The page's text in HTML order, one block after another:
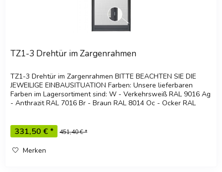
TZ1-3 Drehtür im Zargenrahmen
TZ1-3 Drehtür im Zargenrahmen BITTE BEACHTEN SIE DIE
JEWEILIGE EINBAUSITUATION Farben: Unsere lieferbaren
Farben im Lagersortiment sind: W - Verkehrsweiß RAL 9016 Ag
- Anthrazit RAL 7016 Br - Braun RAL 8014 Oc - Ocker RAL
331,50 € * 451,40 € *
Merken